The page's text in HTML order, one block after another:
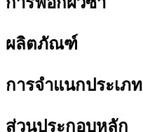
ผลิตภัณฑ์
การจำแนกประเภท
ส่วนประกอบหลัก